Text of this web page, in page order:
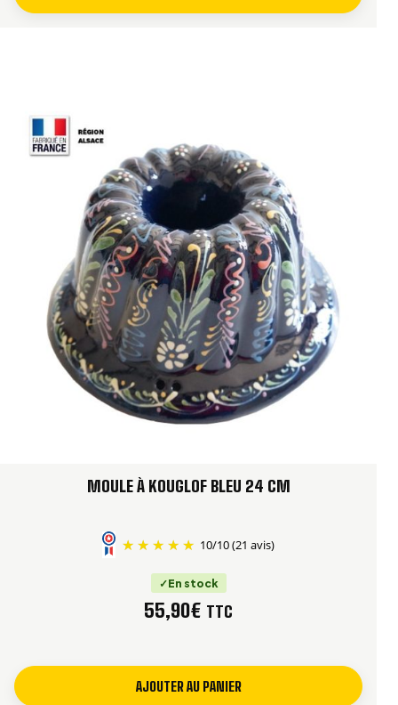
MOULE À KOUGLOF BLEU 24 CM
10/10(21 avis)
En stock
55,90€ TTC
AJOUTER AU PANIER